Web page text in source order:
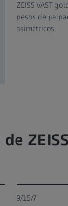
ZEISS VAST
pesos de
asimétricos.
9/15/7